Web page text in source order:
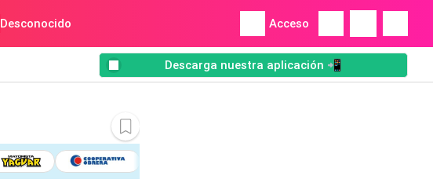
Desconocido Acceso
Descarga nuestra aplicación 📲